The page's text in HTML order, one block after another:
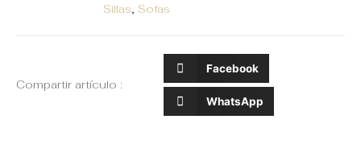
Sillas, Sofas
Compartir artículo :
Facebook
WhatsApp